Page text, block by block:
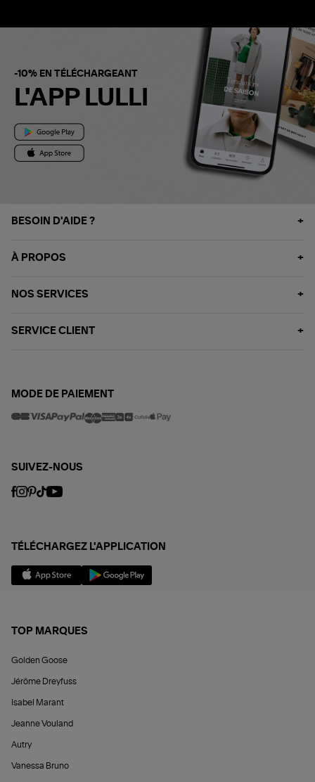
-10% EN TÉLÉCHARGEANT
L'APP LULLI
BESOIN D'AIDE ?
À PROPOS
NOS SERVICES
SERVICE CLIENT
MODE DE PAIEMENT
SUIVEZ-NOUS
TÉLÉCHARGEZ L'APPLICATION
TOP MARQUES
Golden Goose
Jérôme Dreyfuss
Isabel Marant
Jeanne Vouland
Autry
Vanessa Bruno